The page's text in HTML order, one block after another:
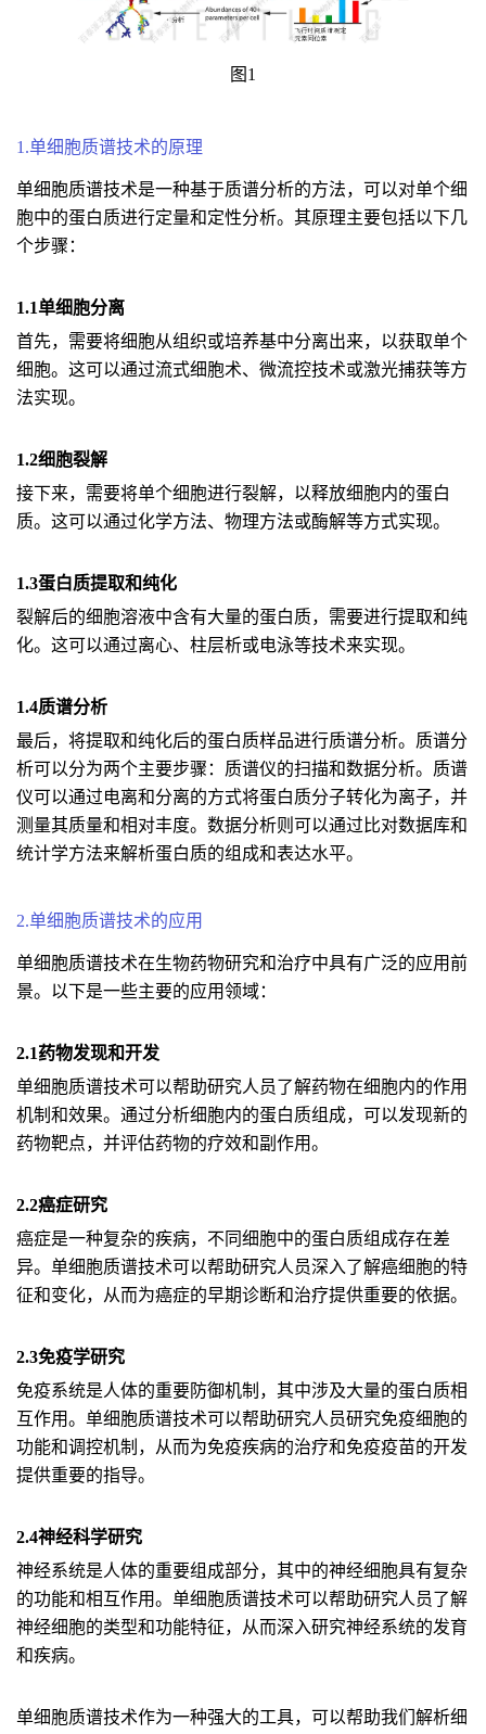
图1
1.单细胞质谱技术的原理
单细胞质谱技术是一种基于质谱分析的方法，可以对单个细
胞中的蛋白质进行定量和定性分析。其原理主要包括以下几
个步骤：
1.1单细胞分离
首先，需要将细胞从组织或培养基中分离出来，以获取单个
细胞。这可以通过流式细胞术、微流控技术或激光捕获等方
法实现。
1.2细胞裂解
接下来，需要将单个细胞进行裂解，以释放细胞内的蛋白
质。这可以通过化学方法、物理方法或酶解等方式实现。
1.3蛋白质提取和纯化
裂解后的细胞溶液中含有大量的蛋白质，需要进行提取和纯
化。这可以通过离心、柱层析或电泳等技术来实现。
1.4质谱分析
最后，将提取和纯化后的蛋白质样品进行质谱分析。质谱分
析可以分为两个主要步骤：质谱仪的扫描和数据分析。质谱
仪可以通过电离和分离的方式将蛋白质分子转化为离子，并
测量其质量和相对丰度。数据分析则可以通过比对数据库和
统计学方法来解析蛋白质的组成和表达水平。
2.单细胞质谱技术的应用
单细胞质谱技术在生物药物研究和治疗中具有广泛的应用前
景。以下是一些主要的应用领域：
2.1药物发现和开发
单细胞质谱技术可以帮助研究人员了解药物在细胞内的作用
机制和效果。通过分析细胞内的蛋白质组成，可以发现新的
药物靶点，并评估药物的疗效和副作用。
2.2癌症研究
癌症是一种复杂的疾病，不同细胞中的蛋白质组成存在差
异。单细胞质谱技术可以帮助研究人员深入了解癌细胞的特
征和变化，从而为癌症的早期诊断和治疗提供重要的依据。
2.3免疫学研究
免疫系统是人体的重要防御机制，其中涉及大量的蛋白质相
互作用。单细胞质谱技术可以帮助研究人员研究免疫细胞的
功能和调控机制，从而为免疫疾病的治疗和免疫疫苗的开发
提供重要的指导。
2.4神经科学研究
神经系统是人体的重要组成部分，其中的神经细胞具有复杂
的功能和相互作用。单细胞质谱技术可以帮助研究人员了解
神经细胞的类型和功能特征，从而深入研究神经系统的发育
和疾病。
单细胞质谱技术作为一种强大的工具，可以帮助我们解析细